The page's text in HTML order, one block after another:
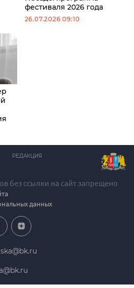
фестиваля 2026 года
26.07.2026 09:10
без ссылки на сайт запрещено
данных
РЕДАКЦИЯ